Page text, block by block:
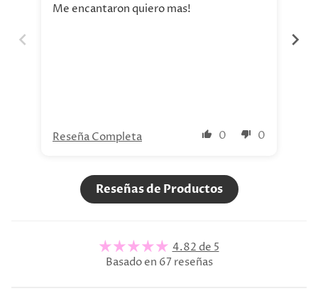
Me encantaron quiero mas!
0 0
Reseña Completa
Reseñas de Productos
4.82 de 5
Basado en 67 reseñas